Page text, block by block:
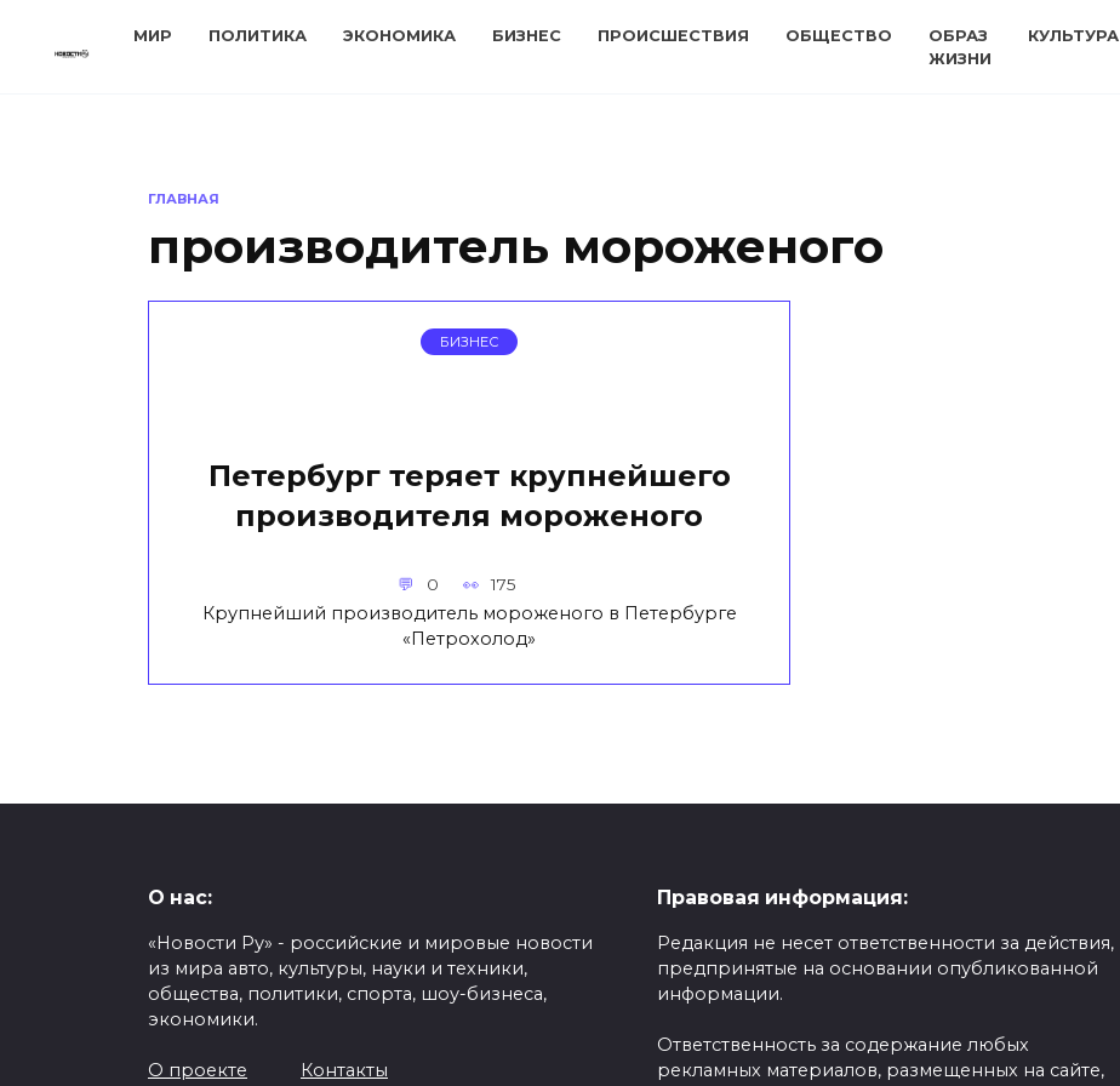
МИР ПОЛИТИКА ЭКОНОМИКА БИЗНЕС ПРОИСШЕСТВИЯ ОБЩЕСТВО
ОБРАЗ
ЖИЗНИ
КУЛЬТУРА
ГЛАВНАЯ
производитель мороженого
БИЗНЕС
Петербург теряет крупнейшего
производителя мороженого
0 175
Крупнейший производитель мороженого в Петербурге
«Петрохолод»
О нас:
«Новости Ру» - российские и мировые новости
из мира авто, культуры, науки и техники,
общества, политики, спорта, шоу-бизнеса,
экономики.
О проекте Контакты
Правовая информация:
Редакция не несет ответственности за действия,
предпринятые на основании опубликованной
информации.
Ответственность за содержание любых
рекламных материалов, размещенных на сайте,